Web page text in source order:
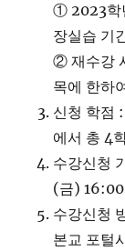
① 2023학
장실습 기
② 재수강
목에 한하
신청 학점
에서 총 4
수강신청
(금) 16:00
수강신청
본교 포털